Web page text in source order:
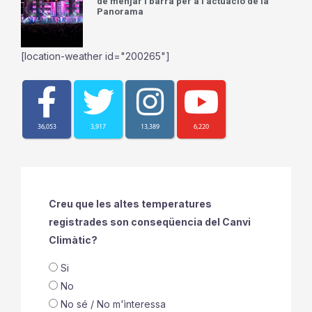
Panorama
[location-weather id="200265"]
36,053 3,917 13,389 6,220
Creu que les altes temperatures
registrades son conseqüencia del Canvi
Climàtic?
Si
No
No sé / No m'ìnteressa